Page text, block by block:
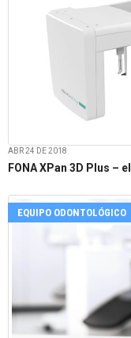
ABR 24 DE 2018
FONA XPan 3D Plus –
EQUIPO ODONTOLÓGICO